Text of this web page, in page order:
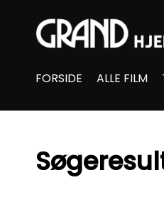
Accessibility
FORSIDE ALLE FILM